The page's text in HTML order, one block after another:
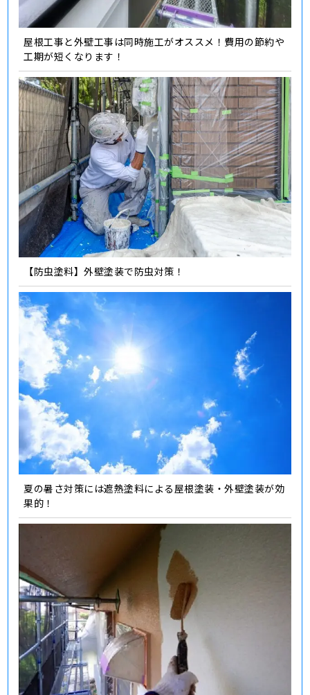
屋根工事と外壁工事は同時施工がオススメ！費用の節約や
工期が短くなります！
【防虫塗料】外壁塗装で防虫対策！
夏の暑さ対策には遮熱塗料による屋根塗装・外壁塗装が効
果的！